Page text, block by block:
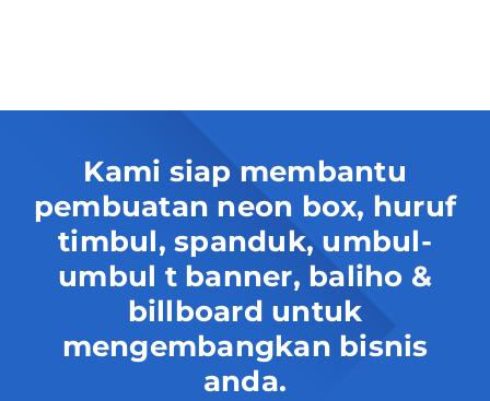
Kami siap membantu
pembuatan neon box, huruf
timbul, spanduk, umbul-
umbul t banner, baliho &
billboard untuk
mengembangkan bisnis
anda.